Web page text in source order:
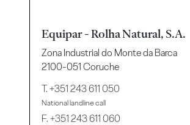
Equipar - Rolha Natural, S.A.
Zona Industrial do Monte da Barca
2100-051 Coruche
T.+351 243 611 050
National landline call
F. +351 243 611 060